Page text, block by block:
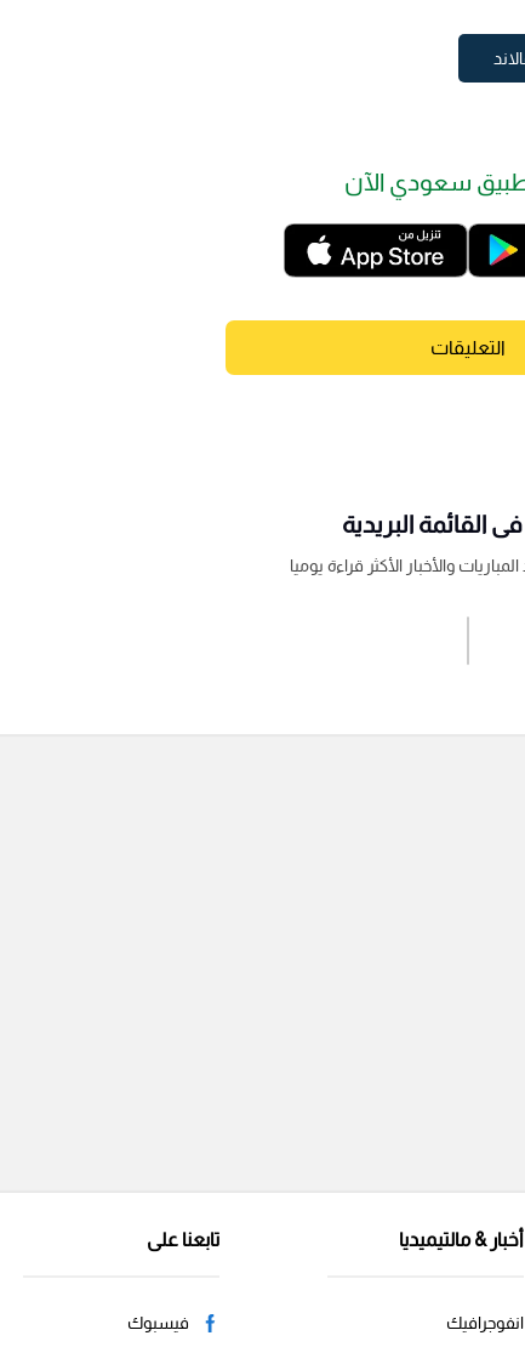
سعودي الآن
التعليقات
القائمة البريدية
والأخبار الأكثر قراءة يوميا
أخبار & مالتيميديا
انفوجرافيك
تابعنا على
فيسبوك